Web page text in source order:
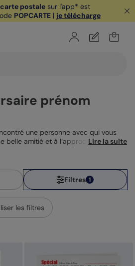
carte postale sur l'app* est
POPCARTE| je télécharge
prénom
une personne avec qui vous
belle amitié et à l’approche de son
plus simples, à vous de
Lire la suite
Filtres 1
les filtres